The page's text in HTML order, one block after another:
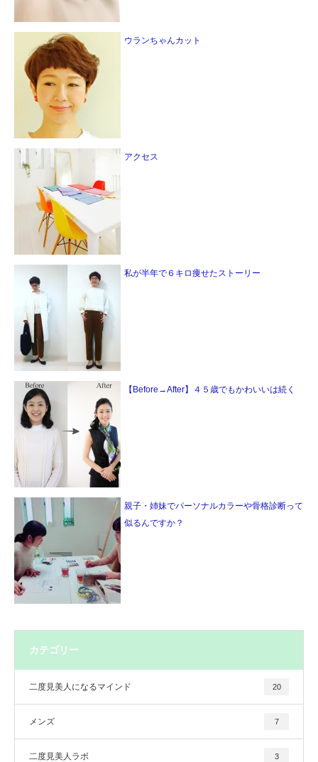
ウランちゃんカット
アクセス
私が半年で６キロ痩せたストーリー
【Before→After】４５歳でもかわいいは続く
親子・姉妹でパーソナルカラーや骨格診断って
似るんですか？
カテゴリー
二度見美人になるマインド 20
メンズ 7
二度見美人ラボ 3